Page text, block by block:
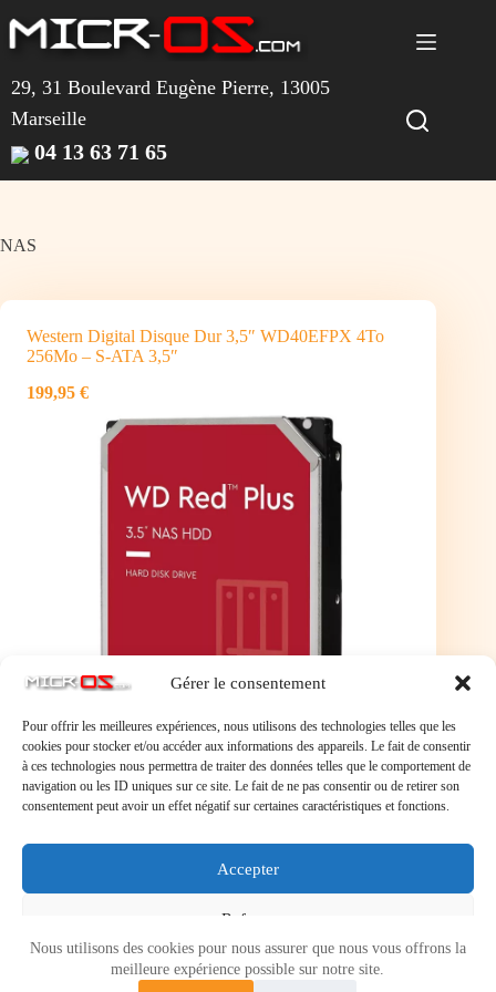
Gérer le consentement
Pour offrir les meilleures expériences, nous utilisons des technologies telles que les
cookies pour stocker et/ou accéder aux informations des appareils. Le fait de consentir
à ces technologies nous permettra de traiter des données telles que le comportement de
navigation ou les ID uniques sur ce site. Le fait de ne pas consentir ou de retirer son
consentement peut avoir un effet négatif sur certaines caractéristiques et fonctions.
Accepter
Refuser
Voir les préférences
au
contenu
Nous utilisons des cookies pour nous assurer que nous vous offrons la
meilleure expérience possible sur notre site.
29, 31 Boulevard Eugène Pierre, 13005
Marseille
04 13 63 71 65
NAS
Western Digital Disque Dur 3,5″ WD40EFPX 4To
256Mo – S-ATA 3,5″
199,95 €
Les disques durs WD Red Plus offrent un large
éventail de solutions pour les clients désireux de mettre
WD Red Plus permettent de stocker la totalité de
précieuses données.